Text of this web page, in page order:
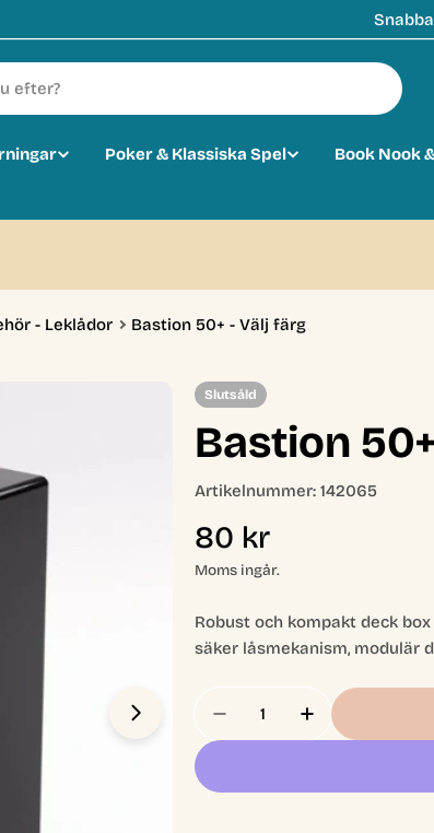
Poker & Klassiska Spel
Book Nook
- Leklådor Bastion 50+ - Välj färg
Öppna media 1 i modal
Slutsåld
Bastion
Artikelnummer: 142065
Ordinarie
pris
80 kr
Moms ingår.
Robust och kompakt deck
säker låsmekanism, modulär